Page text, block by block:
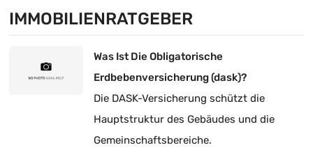
IMMOBILIENRATGEBER
Was Ist Die Obligatorische
Erdbebenversicherung (dask)?
Die DASK-Versicherung schützt die
Hauptstruktur des Gebäudes und die
Gemeinschaftsbereiche.